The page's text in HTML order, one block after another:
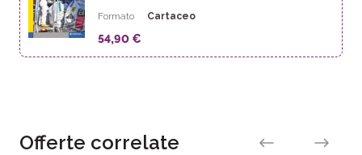
Formato Cartaceo
54,90 €
Offerte correlate